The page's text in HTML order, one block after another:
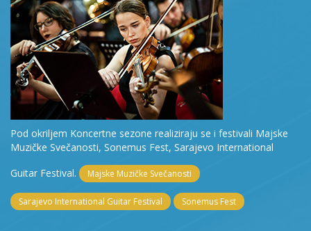
Pod okriljem Koncertne sezone realiziraju se i festivali Majske
Muzičke Svečanosti, Sonemus Fest, Sarajevo International
Guitar Festival.
Majske Muzičke Svečanosti
Sarajevo International Guitar Festival Sonemus Fest